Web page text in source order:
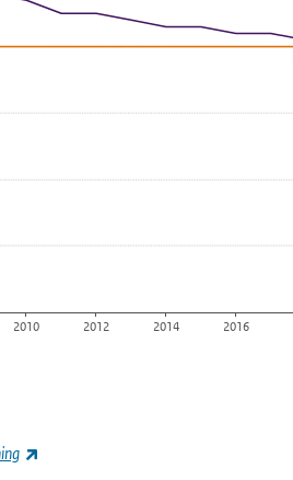
2010 2012 2014 2016